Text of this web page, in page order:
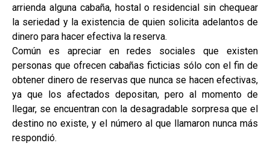
arrienda alguna cabaña, hostal o residencial sin chequear
la seriedad y la existencia de quien solicita adelantos de
dinero para hacer efectiva la reserva.
Común es apreciar en redes sociales que existen
personas que ofrecen cabañas ficticias sólo con el fin de
obtener dinero de reservas que nunca se hacen efectivas,
ya que los afectados depositan, pero al momento de
llegar, se encuentran con la desagradable sorpresa que el
destino no existe, y el número al que llamaron nunca más
respondió.